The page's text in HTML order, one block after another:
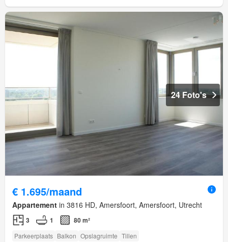
24 Foto's
€ 1.695/maand
Appartement in 3816 HD, Amersfoort, Amersfoort, Utrecht
3 1 80 m²
Parkeerplaats Balkon Opslagruimte Tillen